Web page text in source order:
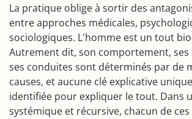
La pratique oblige à sortir des
entre approches médicales,
sociologiques. L'homme est un tout
Autrement dit, son comportement,
ses conduites sont déterminés par de
causes, et aucune clé explicative
identifiée pour expliquer le tout. Dans
systémique et récursive, chacun de